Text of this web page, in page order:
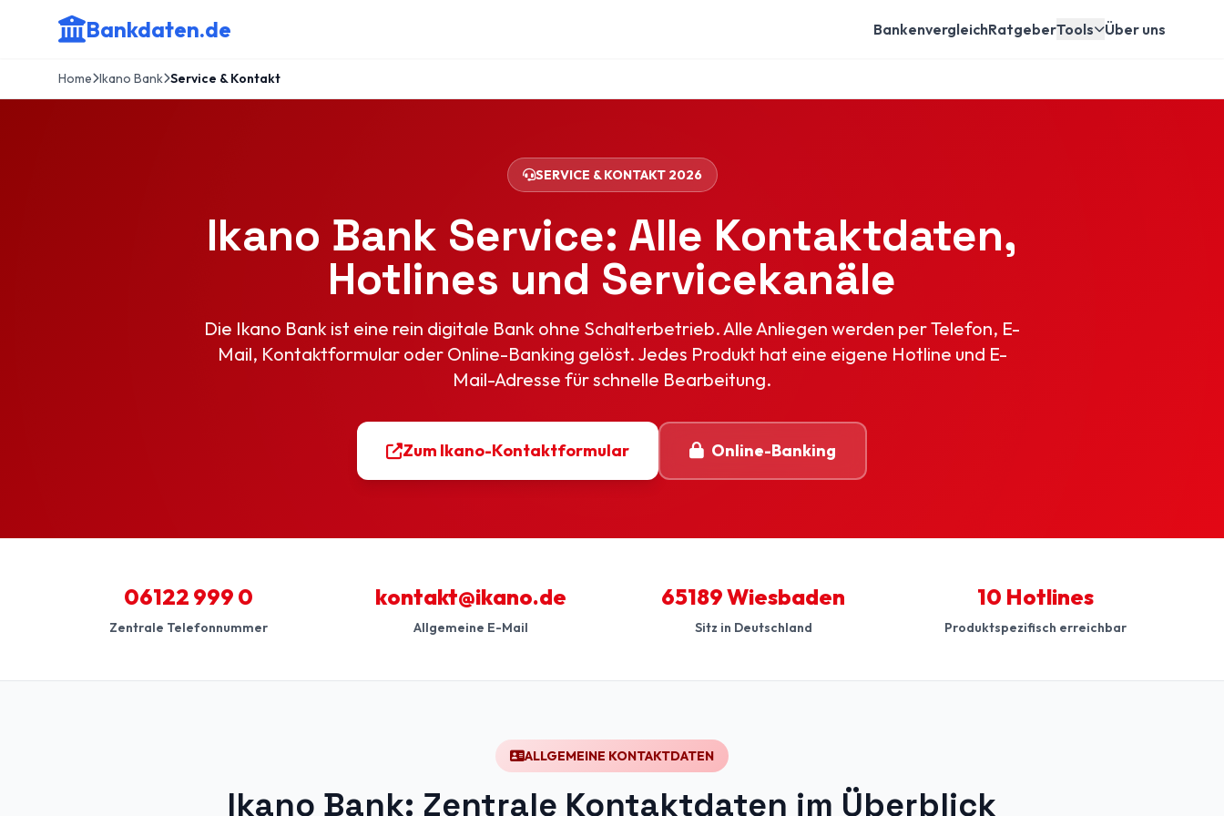
Bankdaten.de BankenvergleichRatgeberTools Über uns
Home Ikano Bank Service & Kontakt
SERVICE & KONTAKT 2026
Ikano Bank Service: Alle Kontaktdaten,
Hotlines und Servicekanäle
Die Ikano Bank ist eine rein digitale Bank ohne Schalterbetrieb. Alle Anliegen werden per Telefon, E-
Mail, Kontaktformular oder Online-Banking gelöst. Jedes Produkt hat eine eigene Hotline und E-
Mail-Adresse für schnelle Bearbeitung.
Zum Ikano-Kontaktformular Online-Banking
06122 999 0
Zentrale Telefonnummer
kontakt@ikano.de
Allgemeine E-Mail
65189 Wiesbaden
Sitz in Deutschland
10 Hotlines
Produktspezifisch erreichbar
ALLGEMEINE KONTAKTDATEN
Ikano Bank: Zentrale Kontaktdaten im Überblick